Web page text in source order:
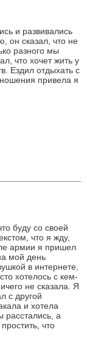
и развивались
он сказал, что не
разного мы
что хочет жить у
Ездил отдыхать с
привела я
буду со своей
что я жду,
армии я пришел
мой день
в интернете,
хотелось с кем-
не сказала. Я
с другой
и хотела
расстались, а
что